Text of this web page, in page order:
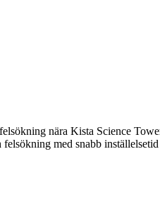
nära Kista Science
med snabb